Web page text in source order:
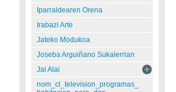
Iparraldearen Orena
Irabazi Arte
Jateko Modukoa
Joseba Arguiñano Sukalerrian
Jai Alai
nom_cl_television_programas_